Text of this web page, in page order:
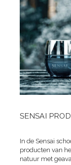
SENSAI
In de Sensai
producten van
natuur met